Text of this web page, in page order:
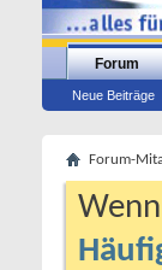
Forum
Neue Beiträge
Forum-